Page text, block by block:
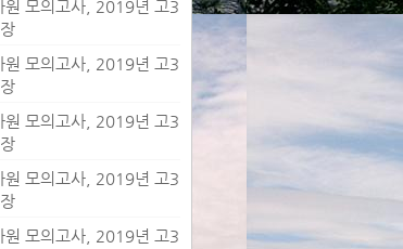
모의고사, 2019년 고3
모의고사, 2019년 고3
모의고사, 2019년 고3
모의고사, 2019년 고3
모의고사, 2019년 고3